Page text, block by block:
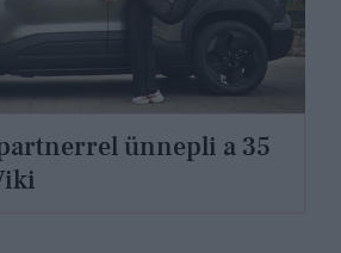
ünnepli a 35